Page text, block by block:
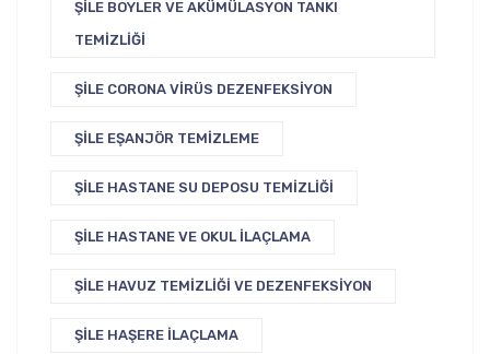
ŞILE BOYLER VE AKÜMÜLASYON TANKI
TEMIZLIĞI
ŞILE CORONA VIRÜS DEZENFEKSIYON
ŞILE EŞANJÖR TEMIZLEME
ŞILE HASTANE SU DEPOSU TEMIZLIĞI
ŞILE HASTANE VE OKUL İLAÇLAMA
ŞILE HAVUZ TEMIZLIĞI VE DEZENFEKSIYON
ŞILE HAŞERE İLAÇLAMA